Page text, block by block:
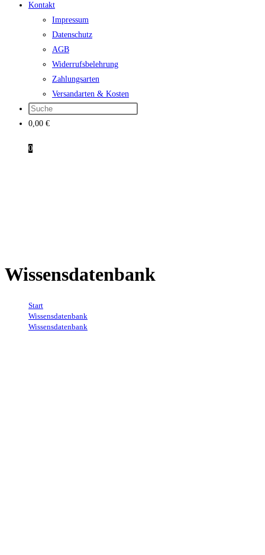
Kontakt
Impressum
Datenschutz
AGB
Widerrufsbelehrung
Zahlungsarten
Versandarten & Kosten
0,00 €
0
Wissensdatenbank
Start
Wissensdatenbank
Wissensdatenbank